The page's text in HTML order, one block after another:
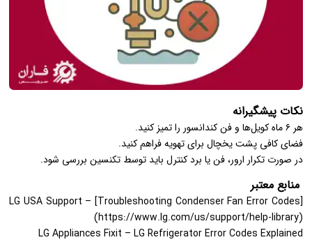
نکات پیشگیرانه
هر ۶ ماه کویل‌ها و فن کندانسور را تمیز کنید.
فضای کافی پشت یخچال برای تهویه فراهم کنید.
در صورت تکرار ارور، فن یا برد کنترل باید توسط تکنسین بررسی شود.
منابع معتبر
LG USA Support – [Troubleshooting Condenser Fan Error Codes]
(https://www.lg.com/us/support/help-library)
LG Appliances Fixit – LG Refrigerator Error Codes Explained